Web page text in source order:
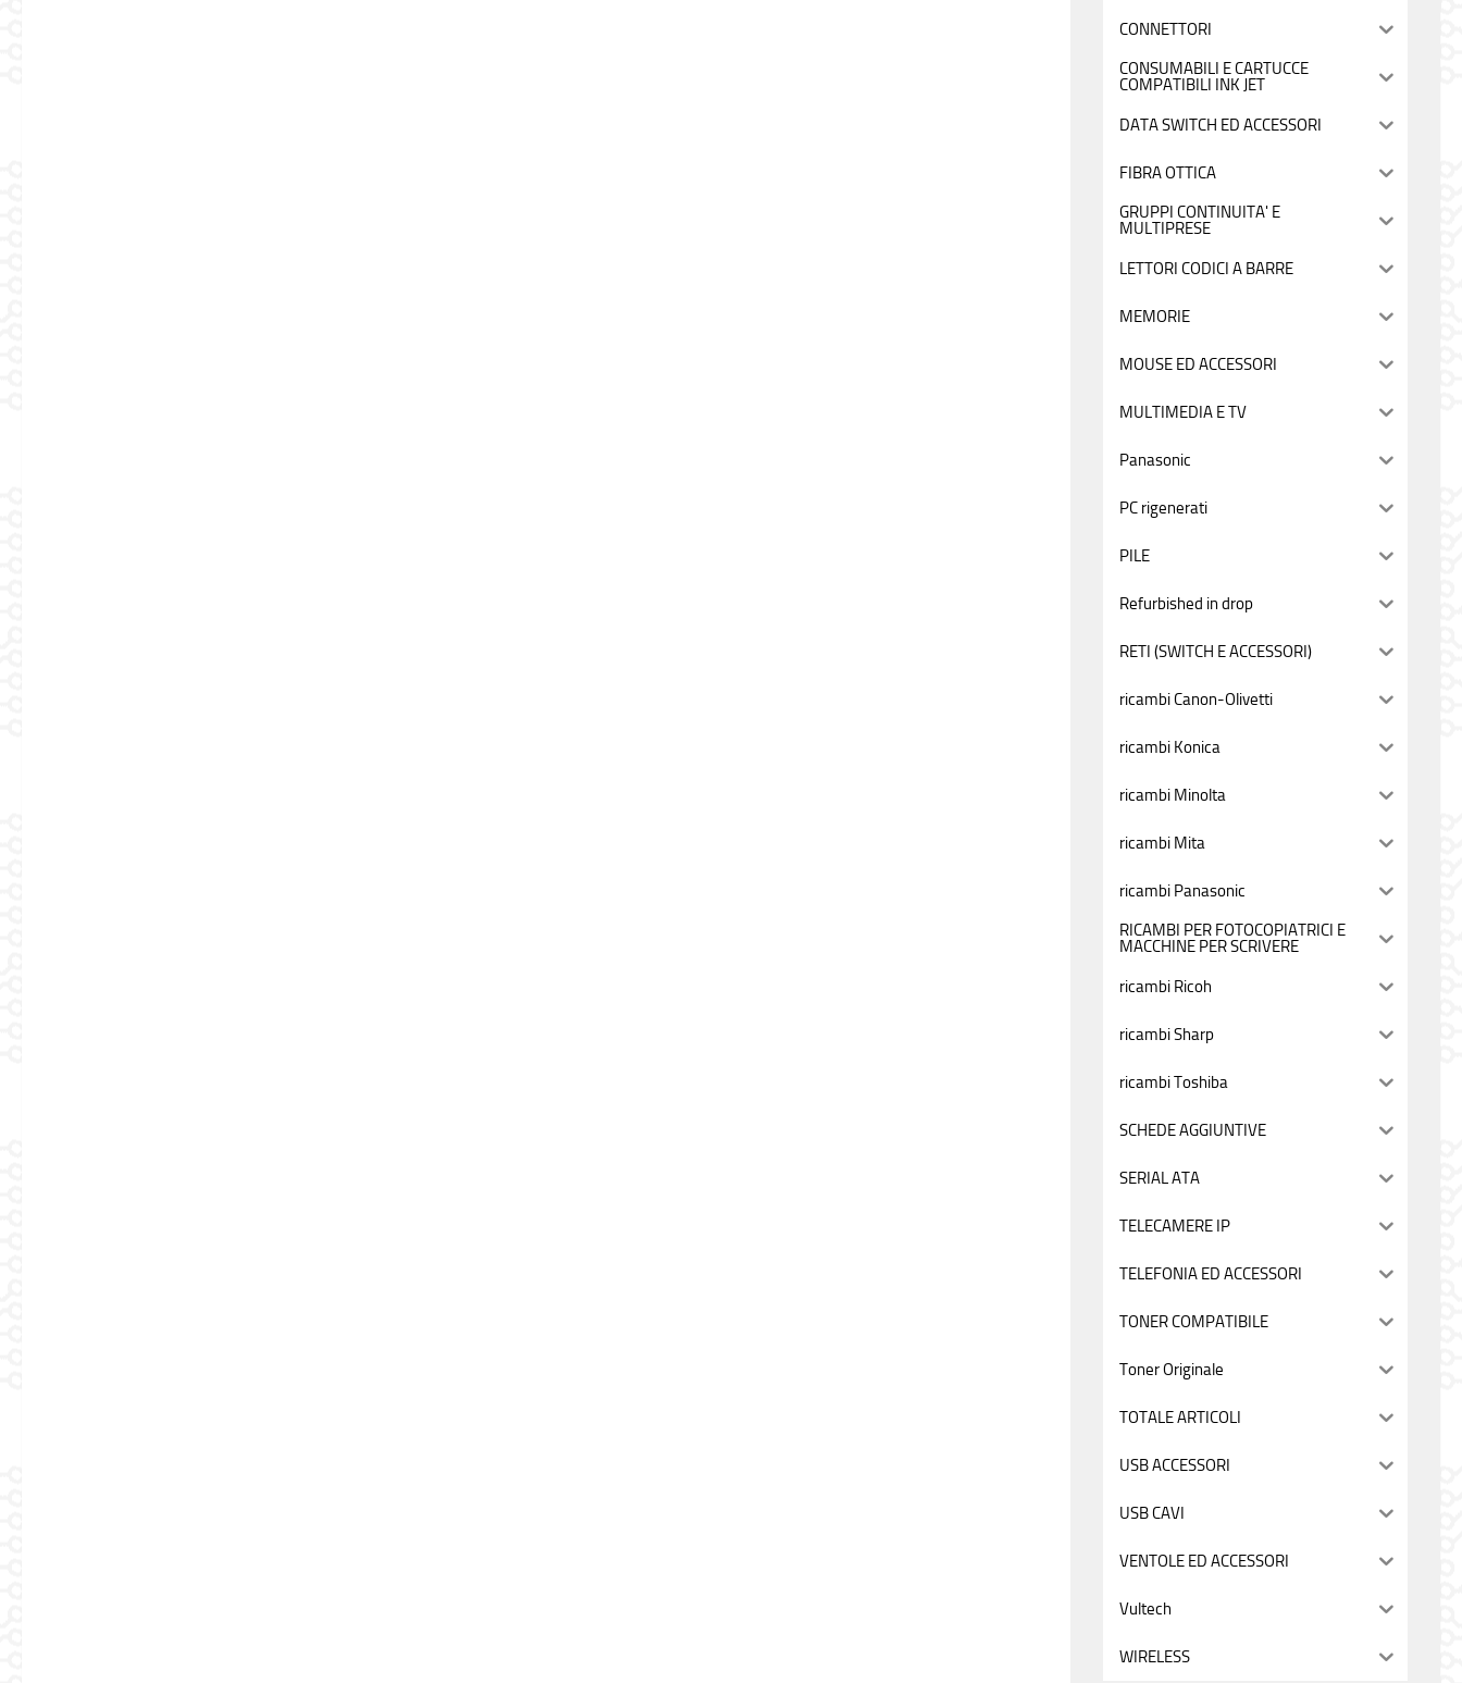
CONNETTORI
CONSUMABILI E CARTUCCE
COMPATIBILI INK JET
DATA SWITCH ED ACCESSORI
FIBRA OTTICA
GRUPPI CONTINUITA' E
MULTIPRESE
LETTORI CODICI A BARRE
MEMORIE
MOUSE ED ACCESSORI
MULTIMEDIA E TV
Panasonic
PC rigenerati
PILE
Refurbished in drop
RETI (SWITCH E ACCESSORI)
ricambi Canon-Olivetti
ricambi Konica
ricambi Minolta
ricambi Mita
ricambi Panasonic
RICAMBI PER FOTOCOPIATRICI E
MACCHINE PER SCRIVERE
ricambi Ricoh
ricambi Sharp
ricambi Toshiba
SCHEDE AGGIUNTIVE
SERIAL ATA
TELECAMERE IP
TELEFONIA ED ACCESSORI
TONER COMPATIBILE
Toner Originale
TOTALE ARTICOLI
USB ACCESSORI
USB CAVI
VENTOLE ED ACCESSORI
Vultech
WIRELESS